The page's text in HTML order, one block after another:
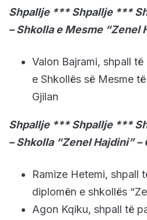
Shpallje *** Shpallje ***
– Shkolla e Mesme “Zenel
Valon Bajrami, shpall
e Shkollës së Mesme
Gjilan
Shpallje *** Shpallje ***
– Shkolla “Zenel Hajdini” –
Ramize Hetemi, shpall
diplomën e shkollës
Agon Kqiku, shpall të